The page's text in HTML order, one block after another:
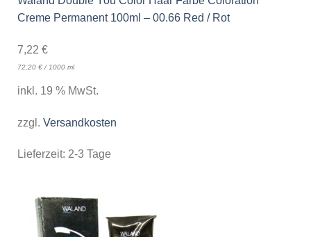
Creme Permanent 100ml – 00.66 Red / Rot
7,22 €
72,20 €/ 1000 ml
inkl. 19 % MwSt.
zzgl. Versandkosten
Lieferzeit: 2-3 Tage